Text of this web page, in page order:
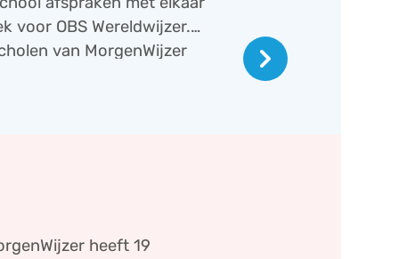
voor OBS Wereldwijzer.
van MorgenWijzer
keyboard_arrow_right
heeft 19